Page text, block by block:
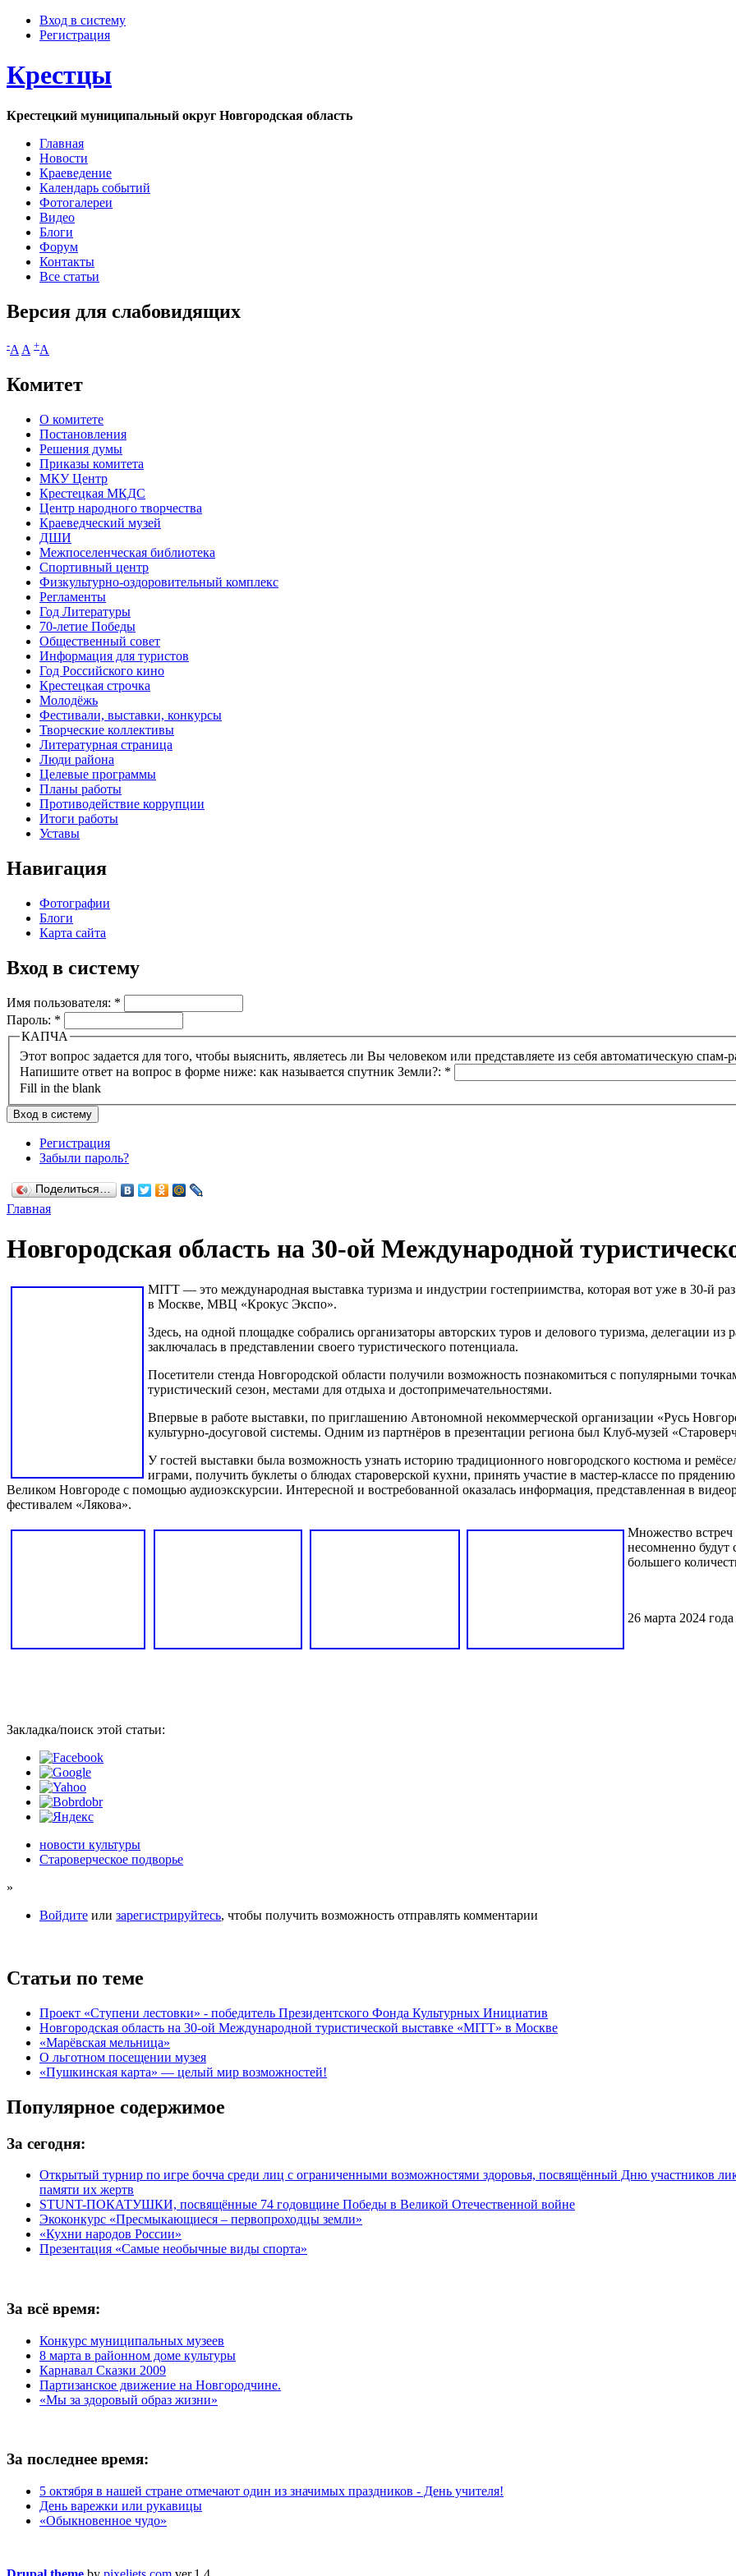
Вход в систему
Регистрация
Крестцы
Крестецкий муниципальный округ Новгородская область
Главная
Новости
Краеведение
Календарь событий
Фотогалереи
Видео
Блоги
Форум
Контакты
Все статьи
Версия для слабовидящих
-A A +A
Комитет
О комитете
Постановления
Решения думы
Приказы комитета
МКУ Центр
Крестецкая МКДС
Центр народного творчества
Краеведческий музей
ДШИ
Межпоселенческая библиотека
Спортивный центр
Физкультурно-оздоровительный комплекс
Регламенты
Год Литературы
70-летие Победы
Общественный совет
Информация для туристов
Год Российского кино
Крестецкая строчка
Молодёжь
Фестивали, выставки, конкурсы
Творческие коллективы
Литературная страница
Люди района
Целевые программы
Планы работы
Противодействие коррупции
Итоги работы
Уставы
Навигация
Фотографии
Блоги
Карта сайта
Вход в систему
Имя пользователя: *
Пароль: *
КАПЧА
Этот вопрос задается для того, чтобы выяснить, являетесь ли Вы человеком или представляете из себя
Напишите ответ на вопрос в форме ниже: как называется спутник Земли?: *
Fill in the blank
Регистрация
Забыли пароль?
Поделиться…
Главная
Новгородская область на 30-ой Международной
MITT — это международная выставка туризма и индустрии гостеприимства, которая вот уже в 30-й раз
в Москве, МВЦ «Крокус Экспо».
Здесь, на одной площадке собрались организаторы авторских туров и делового туризма, делегации
заключалась в представлении своего туристического потенциала.
Посетители стенда Новгородской области получили возможность познакомиться с популярными
туристический сезон, местами для отдыха и достопримечательностями.
Впервые в работе выставки, по приглашению Автономной некоммерческой организации «Русь
культурно-досуговой системы. Одним из партнёров в презентации региона был Клуб-музей
У гостей выставки была возможность узнать историю традиционного новгородского костюма и
играми, получить буклеты о блюдах староверской кухни, принять участие в мастер-классе по
Великом Новгороде с помощью аудиоэкскурсии. Интересной и востребованной оказалась информация, представленная в
фестивалем «Лякова».
Множество
несомненно будут
большего
26 марта 2024 года
Закладка/поиск этой статьи:
новости культуры
Староверческое подворье
»
Войдите или зарегистрируйтесь, чтобы получить возможность отправлять комментарии
Статьи по теме
Проект «Ступени лестовки» - победитель Президентского Фонда Культурных Инициатив
Новгородская область на 30-ой Международной туристической выставке «MITT» в Москве
«Марёвская мельница»
О льготном посещении музея
«Пушкинская карта» — целый мир возможностей!
Популярное содержимое
За сегодня:
Открытый турнир по игре бочча среди лиц с ограниченными возможностями здоровья, посвящённый Дню участников
памяти их жертв
STUNT-ПОКАТУШКИ, посвящённые 74 годовщине Победы в Великой Отечественной войне
Экоконкурс «Пресмыкающиеся – первопроходцы земли»
«Кухни народов России»
Презентация «Самые необычные виды спорта»
За всё время:
Конкурс муниципальных музеев
8 марта в районном доме культуры
Карнавал Сказки 2009
Партизанское движение на Новгородчине.
«Мы за здоровый образ жизни»
За последнее время:
5 октября в нашей стране отмечают один из значимых праздников - День учителя!
День варежки или рукавицы
«Обыкновенное чудо»